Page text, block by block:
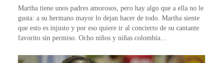
Martha tiene unos padres amorosos, pero hay algo que a ella no le
gusta: a su hermano mayor lo dejan hacer de todo. Martha siente
que esto es injusto y por eso quiere ir al concierto de su cantante
favorito sin permiso. Ocho niños y niñas colombia...